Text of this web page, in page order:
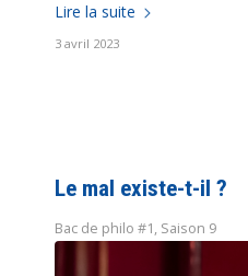
Lire la suite
3 avril 2023
Le mal existe-t-il ?
Bac de philo #1, Saison 9